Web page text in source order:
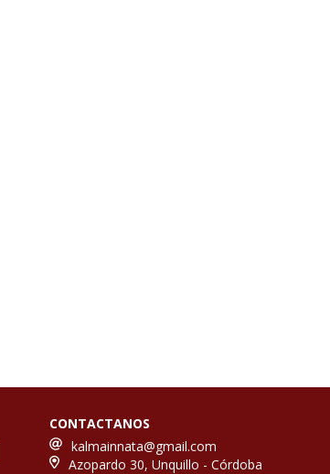
CONTACTANOS
kalmainnata@gmail.com
Azopardo 30, Unquillo - Córdoba